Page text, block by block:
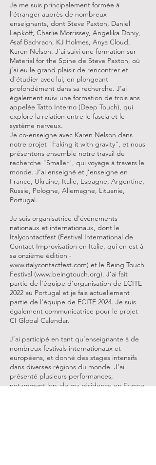
Je me suis principalement formée à
l’étranger auprès de nombreux
enseignants, dont Steve Paxton, Daniel
Lepkoff, Charlie Morrissey, Angelika Doniy,
Asaf Bachrach, KJ Holmes, Anya Cloud,
Karen Nelson. J’ai suivi une formation sur
Material for the Spine de Steve Paxton, où
j’ai eu le grand plaisir de rencontrer et
d’étudier avec lui, en plongeant
profondément dans sa recherche. J’ai
également suivi une formation de trois ans
appelée Tatto Interno (Deep Touch), qui
explore la relation entre le fascia et le
système nerveux.
Je co-enseigne avec Karen Nelson dans
notre projet "Faking it with gravity", et nous
présentons ensemble notre travail de
recherche "Smaller", qui voyage à travers le
monde. J’ai enseigné et j’enseigne en
France, Ukraine, Italie, Espagne, Argentine,
Russie, Pologne, Allemagne, Lituanie,
Portugal.
Je suis organisatrice d’événements
nationaux et internationaux, dont le
Italycontactfest (Festival International de
Contact Improvisation en Italie, qui en est à
sa onzième édition -
www.italycontactfest.com) et le Being Touch
Festival (www.beingtouch.org). J’ai fait
partie de l’équipe d’organisation de ECITE
2022 au Portugal et je fais actuellement
partie de l’équipe de ECITE 2024. Je suis
également communicatrice pour le projet
CI Global Calendar.
J’ai participé en tant qu’enseignante à de
nombreux festivals internationaux et
européens, et donné des stages intensifs
dans diverses régions du monde. J’ai
présenté plusieurs performances,
notamment lors de ma résidence en France,